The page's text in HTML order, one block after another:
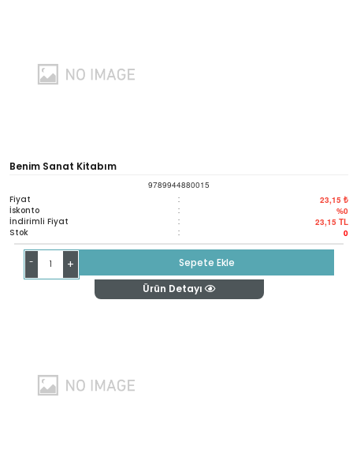
Benim Sanat Kitabım
9789944880015
Fiyat : 23,15 ₺
İskonto : %0
İndirimli Fiyat : 23,15 TL
Stok : 0
- +
Sepete Ekle
Ürün Detayı